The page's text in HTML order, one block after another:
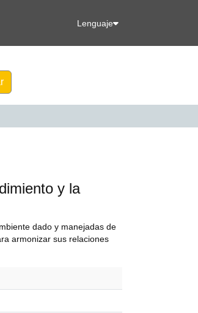
Lenguaje
y la
dado y manejadas de
armonizar sus relaciones